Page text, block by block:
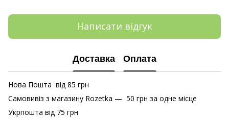
Написати відгук
Доставка Оплата
Нова Пошта від 85 грн
Самовивіз з магазину Rozetka — 50 грн за одне місце
Укрпошта від 75 грн